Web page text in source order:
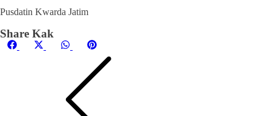
Pusdatin Kwarda Jatim
Share Kak
Share
FacebookShare
Share
WhatsApp
Share